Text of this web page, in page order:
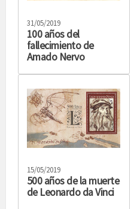
31/05/2019
100 años del
fallecimiento de
Amado Nervo
15/05/2019
500 años de la muerte
de Leonardo da Vinci